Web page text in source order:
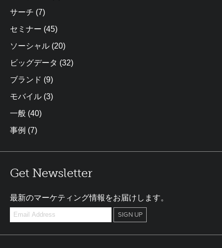
サーチ (7)
セミナー (45)
ソーシャル (20)
ビッグデータ (32)
ブランド (9)
モバイル (3)
一般 (40)
事例 (7)
Get Newsletter
最新のマーケティング情報をお届けします。